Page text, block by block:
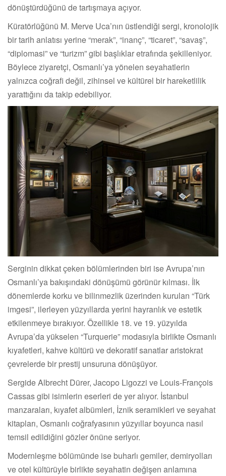
dönüştürdüğünü de tartışmaya açıyor.
Küratörlüğünü M. Merve Uca’nın üstlendiği sergi, kronolojik
bir tarih anlatısı yerine “merak”, “inanç”, “ticaret”, “savaş”,
“diplomasi” ve “turizm” gibi başlıklar etrafında şekilleniyor.
Böylece ziyaretçi, Osmanlı’ya yönelen seyahatlerin
yalnızca coğrafi değil, zihinsel ve kültürel bir hareketlilik
yarattığını da takip edebiliyor.
Serginin dikkat çeken bölümlerinden biri ise Avrupa’nın
Osmanlı’ya bakışındaki dönüşümü görünür kılması. İlk
dönemlerde korku ve bilinmezlik üzerinden kurulan “Türk
imgesi”, ilerleyen yüzyıllarda yerini hayranlık ve estetik
etkilenmeye bırakıyor. Özellikle 18. ve 19. yüzyılda
Avrupa’da yükselen “Turquerie” modasıyla birlikte Osmanlı
kıyafetleri, kahve kültürü ve dekoratif sanatlar aristokrat
çevrelerde bir prestij unsuruna dönüşüyor.
Sergide Albrecht Dürer, Jacopo Ligozzi ve Louis-François
Cassas gibi isimlerin eserleri de yer alıyor. İstanbul
manzaraları, kıyafet albümleri, İznik seramikleri ve seyahat
kitapları, Osmanlı coğrafyasının yüzyıllar boyunca nasıl
temsil edildiğini gözler önüne seriyor.
Modernleşme bölümünde ise buharlı gemiler, demiryolları
ve otel kültürüyle birlikte seyahatin değişen anlamına